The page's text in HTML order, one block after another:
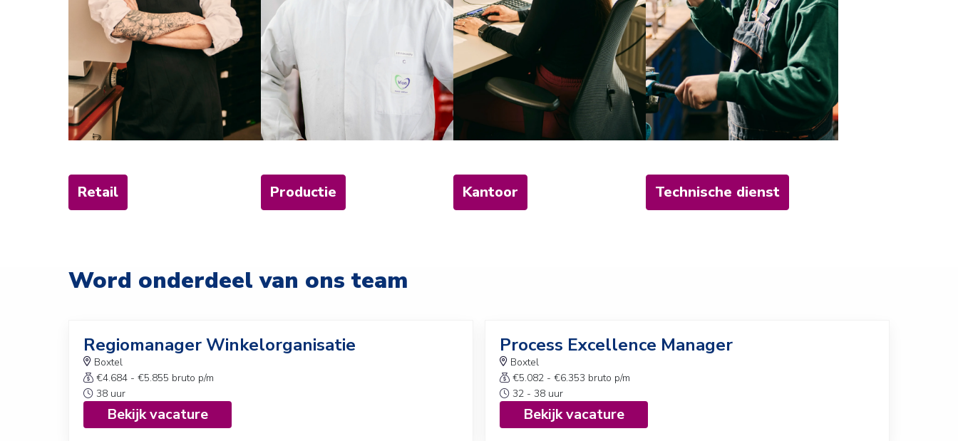
Retail Productie Kantoor Technische dienst
Word onderdeel van ons team
Regiomanager Winkelorganisatie
Boxtel
€4.684 - €5.855 bruto p/m
38 uur
Bekijk vacature
Process Excellence Manager
Boxtel
€5.082 - €6.353 bruto p/m
32 - 38 uur
Bekijk vacature